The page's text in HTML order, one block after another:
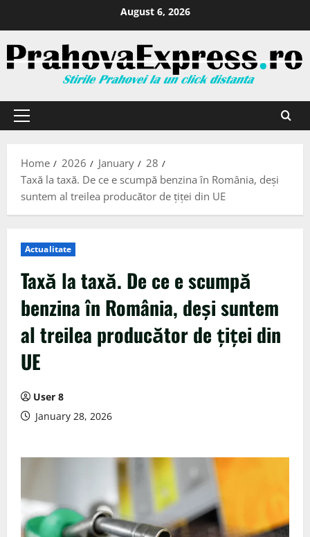
August 6, 2026
Home 2026 January
28
Taxă la taxă. De ce e scumpă benzina în România, deși
suntem al treilea producător de țiței din UE
Actualitate
Taxă la taxă. De ce e scumpă
benzina în România, deși suntem
al treilea producător de țiței din
UE
User 8
January 28, 2026